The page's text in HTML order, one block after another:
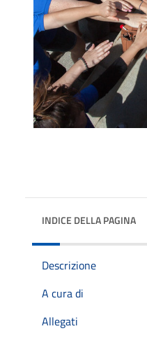
INDICE DELLA PAGINA
Descrizione
A cura di
Allegati